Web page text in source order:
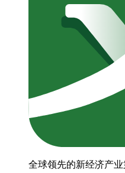
全球领先的新经济产